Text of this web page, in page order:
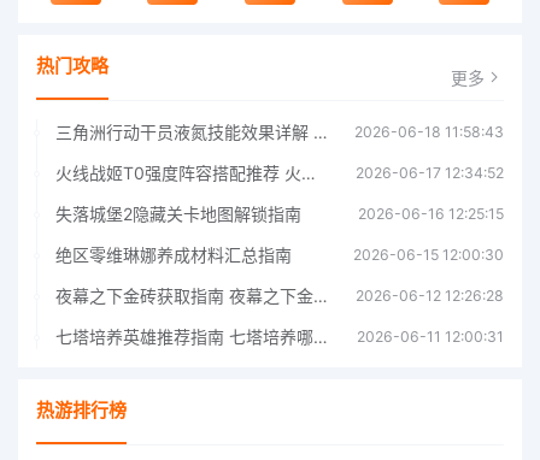
热门攻略 更多
三角洲行动干员液氮技能效果详解 三角洲行动干员液氮技能介绍 2026-06-18 11:58:43
火线战姬T0强度阵容搭配推荐 火线战姬T0强度阵容哪个好 2026-06-17 12:34:52
失落城堡2隐藏关卡地图解锁指南 2026-06-16 12:25:15
绝区零维琳娜养成材料汇总指南 2026-06-15 12:00:30
夜幕之下金砖获取指南 夜幕之下金砖获取方法 2026-06-12 12:26:28
七塔培养英雄推荐指南 七塔培养哪个英雄好 2026-06-11 12:00:31
热游排行榜